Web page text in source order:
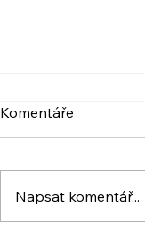
VIDEO: NARCIS A
můžete,
Komentáře
Napsat komentář...